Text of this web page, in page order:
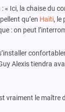
Ici, la chaise du
qu’en Haïti, le
: on peut
Alexis tiendra
vraiment le maître